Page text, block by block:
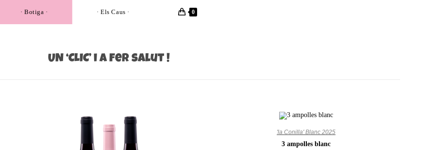
· Botiga · · Els Caus · 0
UN ‘CLIC’ i a fer salut !
'la Conilla' Blanc 2025
3 ampolles blanc